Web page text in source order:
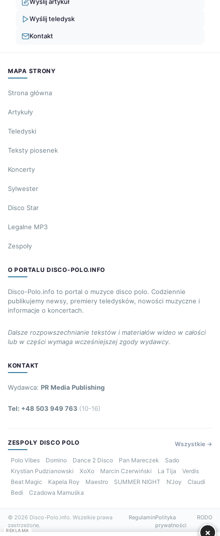
Wyślij artykuł
Wyślij teledysk
Kontakt
MAPA STRONY
Strona główna
Artykuły
Teledyski
Teksty piosenek
Koncerty
Sylwester
Disco Star
Legalne MP3
Zespoły
O PORTALU DISCO-POLO.INFO
Disco-Polo.info to portal o muzyce disco polo. Codziennie
publikujemy newsy, premiery teledysków, nowości muzyczne i
informacje o koncertach.
Dalsze rozpowszechnianie tekstów i materiałów wideo w całości
lub w części wymaga wcześniejszej zgody wydawcy.
KONTAKT
Wydawca: PR Media Publishing
Tel: +48 503 949 763 (10-16)
ZESPOŁY DISCO POLO Wszystkie →
Polo Vibes Domino Dance 2 Disco Pan Mareczek
Sado
Krystian Pudzianowski
XoXo Marcin Czerwiński La Tija
Verdis
Beat Magic
Kapela Roy Maestro SUMMER NIGHT N’Joy
Claudi
Bedi
Czadowa Mamuśka
© 2026 Disco-Polo.info. Wszelkie prawa
zastrzeżone.
RegulaminPolityka
prywatności
RODO
REKLAMA ×